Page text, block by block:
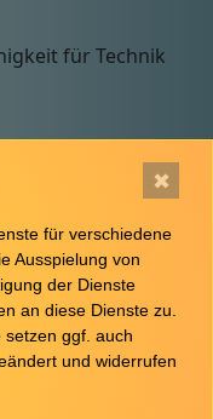
für Technik
für verschiedene
Ausspielung von
der Dienste
an diese Dienste zu.
setzen ggf. auch
und widerrufen
✖